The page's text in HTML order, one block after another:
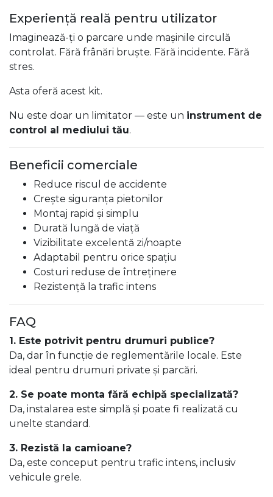
Experiență reală pentru utilizator
Imaginează-ți o parcare unde mașinile circulă
controlat. Fără frânări bruște. Fără incidente. Fără
stres.
Asta oferă acest kit.
Nu este doar un limitator — este un instrument de
control al mediului tău.
Beneficii comerciale
Reduce riscul de accidente
Crește siguranța pietonilor
Montaj rapid și simplu
Durată lungă de viață
Vizibilitate excelentă zi/noapte
Adaptabil pentru orice spațiu
Costuri reduse de întreținere
Rezistență la trafic intens
FAQ
1. Este potrivit pentru drumuri publice?
Da, dar în funcție de reglementările locale. Este
ideal pentru drumuri private și parcări.
2. Se poate monta fără echipă specializată?
Da, instalarea este simplă și poate fi realizată cu
unelte standard.
3. Rezistă la camioane?
Da, este conceput pentru trafic intens, inclusiv
vehicule grele.